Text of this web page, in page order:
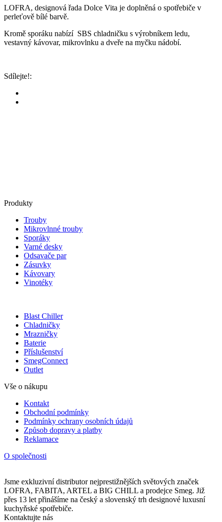
LOFRA, designová řada Dolce Vita je doplněná o spotřebiče v
perleťově bílé barvě.
Kromě sporáku nabízí SBS chladničku s výrobníkem ledu,
vestavný kávovar, mikrovlnku a dveře na myčku nádobí.
Sdílejte!:
Produkty
Trouby
Mikrovlnné trouby
Sporáky
Varné desky
Odsavače par
Zásuvky
Kávovary
Vinotéky
Blast Chiller
Chladničky
Mrazničky
Baterie
Příslušenství
SmegConnect
Outlet
Vše o nákupu
Kontakt
Obchodní podmínky
Podmínky ochrany osobních údajů
Způsob dopravy a platby
Reklamace
O společnosti
Jsme exkluzivní distributor nejprestižnějších světových značek
LOFRA, FABITA, ARTEL a BIG CHILL a prodejce Smeg. Již
přes 13 let přinášíme na český a slovenský trh designové luxusní
kuchyňské spotřebiče.
Kontaktujte nás